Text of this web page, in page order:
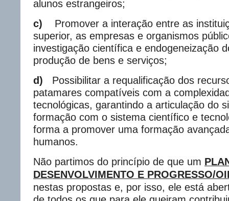
alunos estrangeiros;
c) Promover a interação entre as
superior, as empresas e organismos
investigação científica e endogeneização
produção de bens e serviços;
d) Possibilitar a requalificação dos
patamares compatíveis com a
tecnológicas, garantindo a articulação do
formação com o sistema científico e
forma a promover uma formação
humanos.
Não partimos do princípio de que um
DESENVOLVIMENTO E PROGRESSO/
nestas propostas e, por isso, ele está